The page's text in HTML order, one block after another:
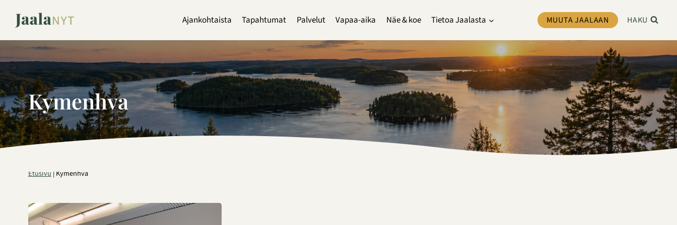
sisältöön
Ajankohtaista Tapahtumat Palvelut Vapaa-aika Näe & koe Tietoa Jaalasta MUUTA JAALAAN HAKU
Kymenhva
Etusivu|Kymenhva